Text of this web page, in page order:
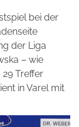
bei der
der Liga
– wie
Treffer
in Varel mit